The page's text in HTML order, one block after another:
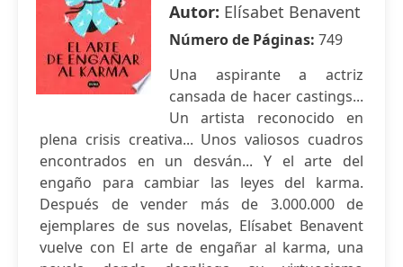
Autor: Elísabet Benavent
Número de Páginas: 749
Una aspirante a actriz
cansada de hacer castings...
Un artista reconocido en
plena crisis creativa... Unos valiosos cuadros
encontrados en un desván... Y el arte del
engaño para cambiar las leyes del karma.
Después de vender más de 3.000.000 de
ejemplares de sus novelas, Elísabet Benavent
vuelve con El arte de engañar al karma, una